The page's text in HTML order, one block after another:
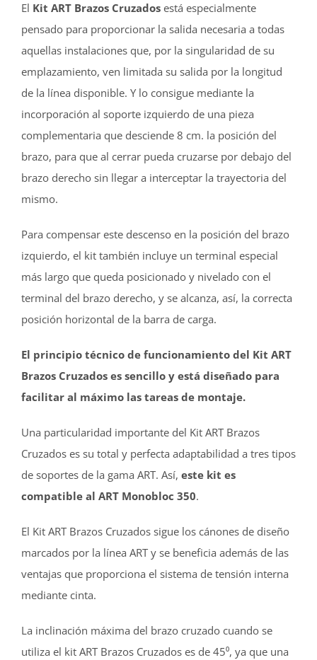
El Kit ART Brazos Cruzados está especialmente
pensado para proporcionar la salida necesaria a todas
aquellas instalaciones que, por la singularidad de su
emplazamiento, ven limitada su salida por la longitud
de la línea disponible. Y lo consigue mediante la
incorporación al soporte izquierdo de una pieza
complementaria que desciende 8 cm. la posición del
brazo, para que al cerrar pueda cruzarse por debajo del
brazo derecho sin llegar a interceptar la trayectoria del
mismo.
Para compensar este descenso en la posición del brazo
izquierdo, el kit también incluye un terminal especial
más largo que queda posicionado y nivelado con el
terminal del brazo derecho, y se alcanza, así, la correcta
posición horizontal de la barra de carga.
El principio técnico de funcionamiento del Kit ART
Brazos Cruzados es sencillo y está diseñado para
facilitar al máximo las tareas de montaje.
Una particularidad importante del Kit ART Brazos
Cruzados es su total y perfecta adaptabilidad a tres tipos
de soportes de la gama ART. Así, este kit es
compatible al ART Monobloc 350.
El Kit ART Brazos Cruzados sigue los cánones de diseño
marcados por la línea ART y se beneficia además de las
ventajas que proporciona el sistema de tensión interna
mediante cinta.
La inclinación máxima del brazo cruzado cuando se
utiliza el kit ART Brazos Cruzados es de 45⁰, ya que una